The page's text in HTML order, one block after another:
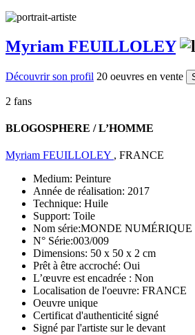
Myriam FEUILLOLEY
Découvrir son profil 20 oeuvres en vente
2 fans
BLOGOSPHERE / L’HOMME
Myriam FEUILLOLEY , FRANCE
Medium: Peinture
Année de réalisation: 2017
Technique: Huile
Support: Toile
Nom série:MONDE NUMÉRIQUE
N° Série:003/009
Dimensions: 50 x 50 x 2 cm
Prêt à être accroché: Oui
L’œuvre est encadrée : Non
Localisation de l'oeuvre: FRANCE
Oeuvre unique
Certificat d'authenticité signé
Signé par l'artiste sur le devant